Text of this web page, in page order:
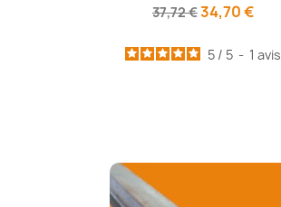
37,72 €34,70 €
5 / 5 - 1 avis